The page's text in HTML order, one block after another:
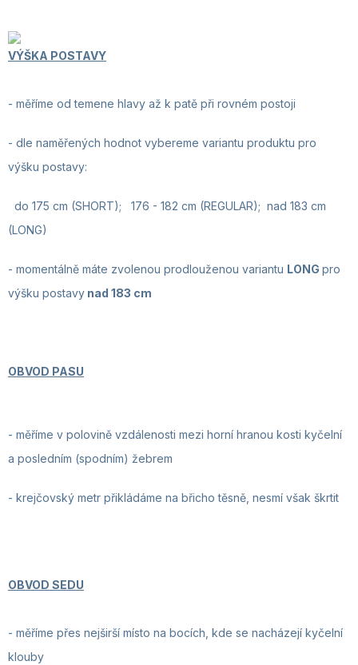
VÝŠKA POSTAVY
- měříme od temene hlavy až k patě při rovném postoji
- dle naměřených hodnot vybereme variantu produktu pro
výšku postavy:
do 175 cm (SHORT); 176 - 182 cm (REGULAR); nad 183 cm
(LONG)
- momentálně máte zvolenou prodlouženou variantu LONG pro
výšku postavy nad 183 cm
OBVOD PASU
- měříme v polovině vzdálenosti mezi horní hranou kosti kyčelní
a posledním (spodním) žebrem
- krejčovský metr přikládáme na břicho těsně, nesmí však škrtit
OBVOD SEDU
- měříme přes nejširší místo na bocích, kde se nacházejí kyčelní
klouby